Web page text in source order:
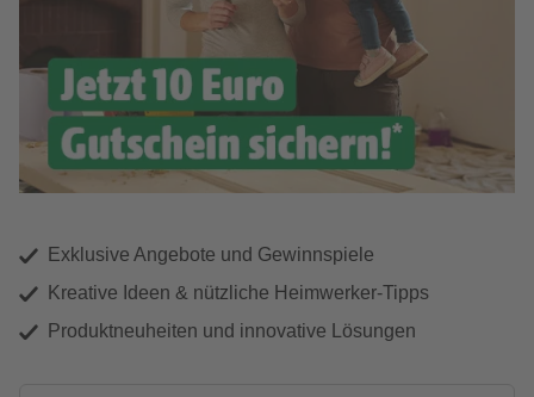
Exklusive Angebote und Gewinnspiele
Kreative Ideen & nützliche Heimwerker-Tipps
Produktneuheiten und innovative Lösungen